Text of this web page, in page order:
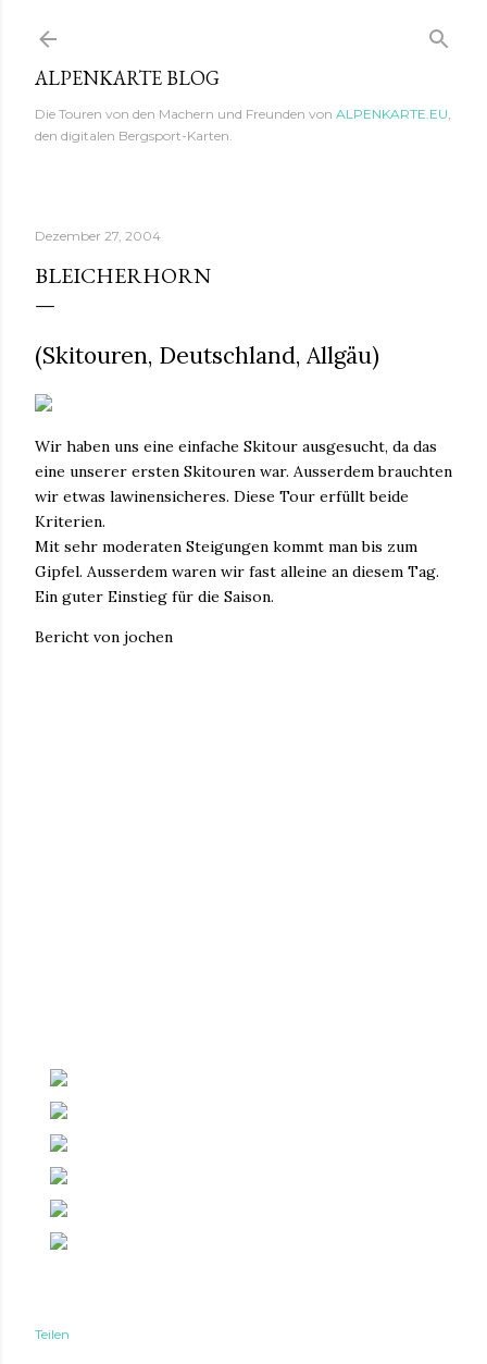
Direkt zum Hauptbereich
ALPENKARTE BLOG
Die Touren von den Machern und Freunden von ALPENKARTE.EU,
den digitalen Bergsport-Karten.
Dezember 27, 2004
BLEICHERHORN
(Skitouren, Deutschland, Allgäu)
Wir haben uns eine einfache Skitour ausgesucht, da das
eine unserer ersten Skitouren war. Ausserdem brauchten
wir etwas lawinensicheres. Diese Tour erfüllt beide
Kriterien.
Mit sehr moderaten Steigungen kommt man bis zum
Gipfel. Ausserdem waren wir fast alleine an diesem Tag.
Ein guter Einstieg für die Saison.
Bericht von jochen
Teilen